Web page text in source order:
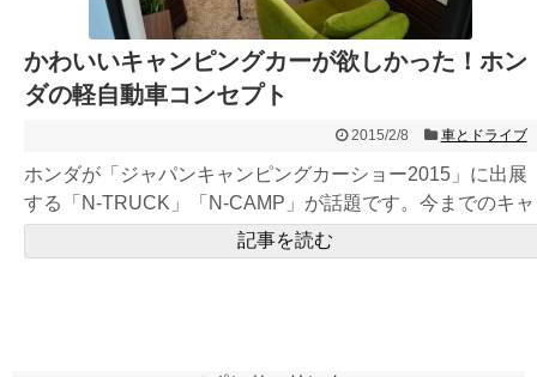
かわいいキャンピングカーが欲しかった！ホン
ダの軽自動車コンセプト
2015/2/8 車とドライブ
ホンダが「ジャパンキャンピングカーショー2015」に出展
する「N-TRUCK」「N-CAMP」が話題です。今までのキャ
ン...
記事を読む